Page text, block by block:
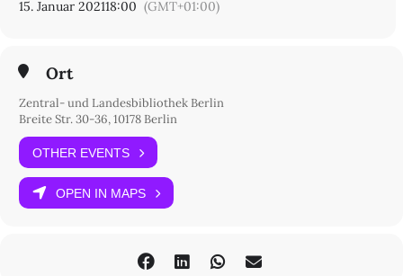
15. Januar 202118:00 (GMT+01:00)
Ort
Zentral- und Landesbibliothek Berlin
Breite Str. 30-36, 10178 Berlin
OTHER EVENTS
OPEN IN MAPS